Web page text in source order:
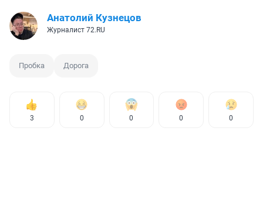
Анатолий Кузнецов
Журналист 72.RU
Пробка Дорога
3 0 0 0 0